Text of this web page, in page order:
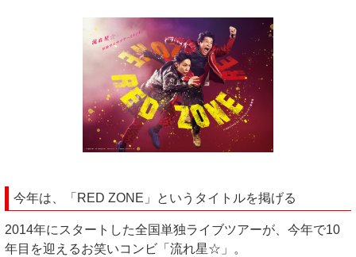
今年は、「RED ZONE」というタイトルを掲げる
2014年にスタートした全国単独ライブツアーが、今年で10
年目を迎えるお笑いコンビ「流れ星☆」。